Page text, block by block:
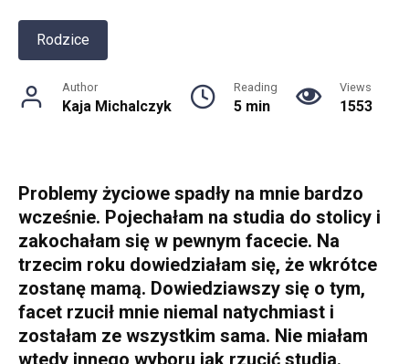
Rodzice
Author
Kaja Michalczyk
Reading
5 min
Views
1553
Problemy życiowe spadły na mnie bardzo
wcześnie. Pojechałam na studia do stolicy i
zakochałam się w pewnym facecie. Na
trzecim roku dowiedziałam się, że wkrótce
zostanę mamą. Dowiedziawszy się o tym,
facet rzucił mnie niemal natychmiast i
zostałam ze wszystkim sama. Nie miałam
wtedy innego wyboru jak rzucić studia.